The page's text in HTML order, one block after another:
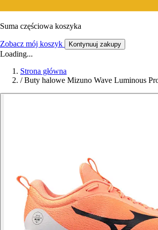
Suma częściowa koszyka
Zobacz mój koszyk Kontynuuj zakupy
Loading...
Strona główna
/ Buty halowe Mizuno Wave Luminous